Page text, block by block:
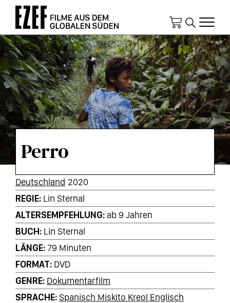
Direkt
Inhalt
Perro
Deutschland 2020
REGIE Lin Sternal
ALTERSEMPFEHLUNG ab 9 Jahren
BUCH Lin Sternal
LÄNGE 79 Minuten
FORMAT DVD
GENRE Dokumentarfilm
SPRACHE Spanisch Miskito Kreol Englisch